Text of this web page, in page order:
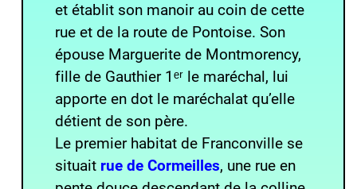
et établit son manoir au coin de cette
rue et de la route de Pontoise. Son
épouse Marguerite de Montmorency,
fille de Gauthier 1ᵉʳ le maréchal, lui
apporte en dot le maréchalat qu’elle
détient de son père.
Le premier habitat de Franconville se
situait rue de Cormeilles, une rue en